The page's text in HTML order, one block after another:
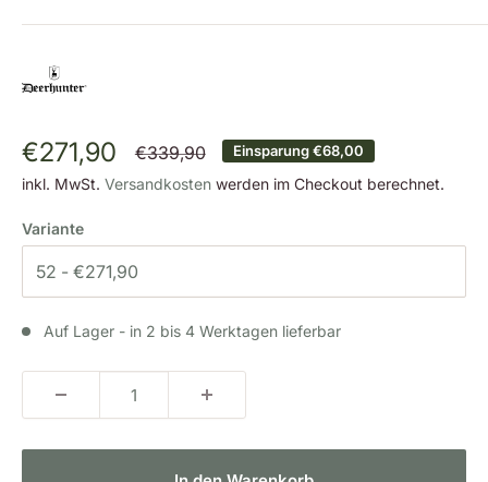
Sonderpreis
€271,90 Normalpreis
€339,90 Einsparung€68,00
inkl. MwSt. Versandkosten werden im Checkout berechnet.
Variante
Auf Lager - in 2 bis 4 Werktagen lieferbar